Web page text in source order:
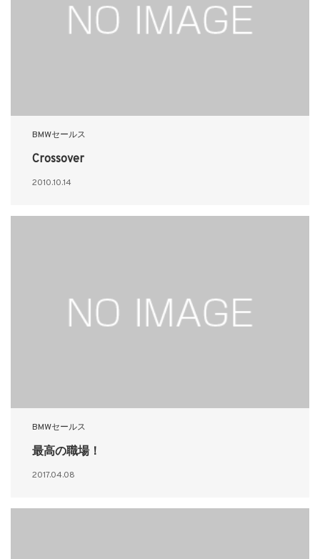
BMWセールス
Crossover
2010.10.14
BMWセールス
最高の職場！
2017.04.08